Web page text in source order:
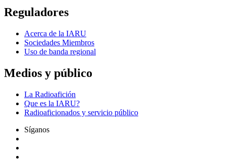
Reguladores
Acerca de la IARU
Sociedades Miembros
Uso de banda regional
Medios y público
La Radioafición
Que es la IARU?
Radioaficionados y servicio público
Síganos